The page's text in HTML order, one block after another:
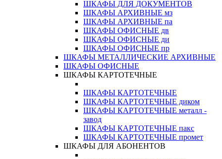
ШКАФЫ ДЛЯ ДОКУМЕНТОВ
ШКАФЫ АРХИВНЫЕ мз
ШКАФЫ АРХИВНЫЕ па
ШКАФЫ ОФИСНЫЕ дв
ШКАФЫ ОФИСНЫЕ ди
ШКАФЫ ОФИСНЫЕ пр
ШКАФЫ МЕТАЛЛИЧЕСКИЕ АРХИВНЫЕ
ШКАФЫ ОФИСНЫЕ
ШКАФЫ КАРТОТЕЧНЫЕ
ШКАФЫ КАРТОТЕЧНЫЕ
ШКАФЫ КАРТОТЕЧНЫЕ диком
ШКАФЫ КАРТОТЕЧНЫЕ металл -
завод
ШКАФЫ КАРТОТЕЧНЫЕ пакс
ШКАФЫ КАРТОТЕЧНЫЕ промет
ШКАФЫ ДЛЯ АБОНЕНТОВ